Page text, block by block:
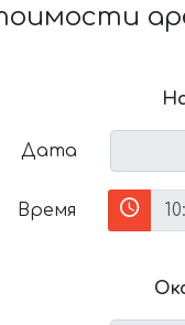
Дата
Время